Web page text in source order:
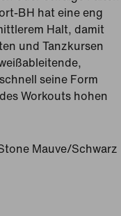
BH hat eine eng
Halt, damit
und Tanzkursen
seine Form
Workouts hohen
Mauve/Schwarz